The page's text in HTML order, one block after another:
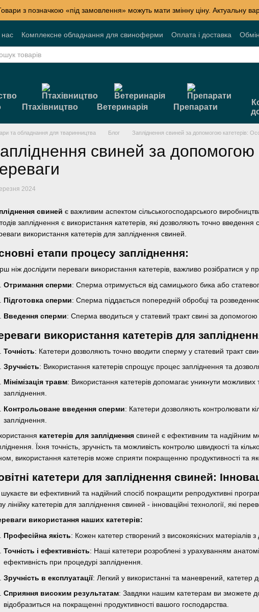
з позначкою «під замовлення» можуть мати змінну ціну. Актуальну
Комплексне обладнання для свиноферми Оплата і доставка
інформація
Блог Накопичувальні знижки Акції Договір
Птахівництво Ветеринарія Препарати
та обладнання для тваринництва Блог Запліднення свиней за допомогою катетерів:
свиней за допомогою
2024
свиней є важливим аспектом сільськогосподарського
запліднення є використання катетерів, які дозволяють точно
використання катетерів для запліднення свиней.
етапи процесу запліднення:
ніж дослідити переваги використання катетерів, важливо розібратися у
Отримання сперми: Сперма отримується від самицького бика або
Підготовка сперми: Сперма піддається попередній обробці та
Введення сперми: Сперма вводиться у статевий тракт свині за допомогою
використання катетерів для
Точність: Катетери дозволяють точно вводити сперму у статевий тракт
Зручність: Використання катетерів спрощує процес запліднення та
Мінімізація травм: Використання катетерів допомагає уникнути
запліднення.
Контрольоване введення сперми: Катетери дозволяють контролювати
запліднення.
катетерів для запліднення свиней є ефективним та надійним
Їхня точність, зручність та можливість контролю швидкості та
використання катетерів може сприяти покращенню продуктивності та
катетери для запліднення свиней:
ви ефективний та надійний спосіб покращити репродуктивні
лінійку катетерів для запліднення свиней - інноваційні технології, які
використання наших катетерів:
Професійна якість: Кожен катетер створений з високоякісних матеріалів
Точність і ефективність: Наші катетери розроблені з урахуванням
ефективність при процедурі запліднення.
Зручність в експлуатації: Легкий у використанні та маневрений, катетер
Сприяння високим результатам: Завдяки нашим катетерам ви зможете
відобразиться на покращенні продуктивності вашого господарства.